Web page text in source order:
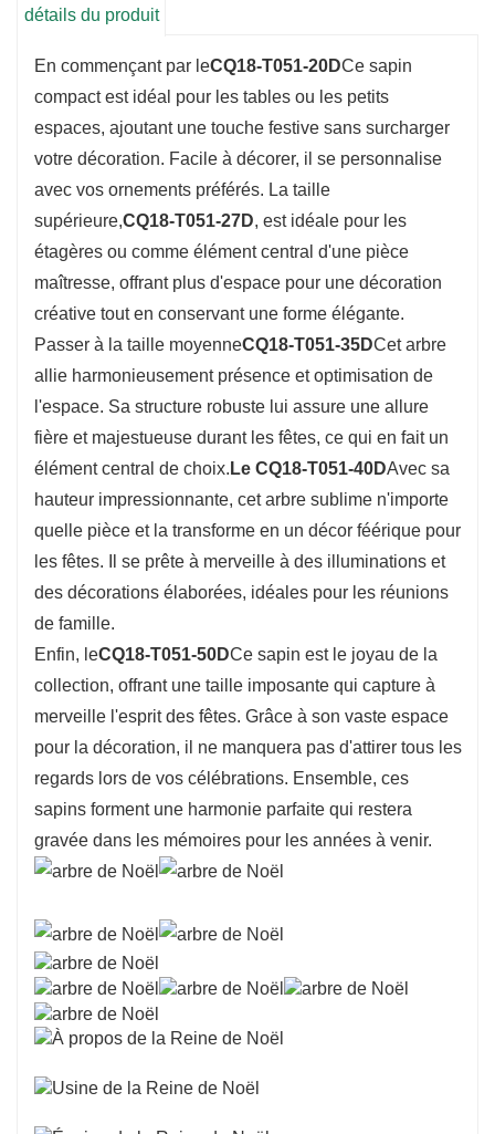
cinq tailles —CQ18-T051-20D, CQ18-T051-
27D, CQ18-T051-35D, CQ18-T051-40D et
CQ18-T051-50D —Conçus pour apporter une
touche festive à n'importe quel espace, ces
sapins arborent une finition verte classique qui
s'harmonise parfaitement avec différents
thèmes de décoration de fêtes, ce qui en fait
des éléments polyvalents pour vos célébrations
saisonnières.
détails du produit
En commençant par leCQ18-T051-20DCe sapin
compact est idéal pour les tables ou les petits
espaces, ajoutant une touche festive sans surcharger
votre décoration. Facile à décorer, il se personnalise
avec vos ornements préférés. La taille
supérieure,CQ18-T051-27D, est idéale pour les
étagères ou comme élément central d'une pièce
maîtresse, offrant plus d'espace pour une décoration
créative tout en conservant une forme élégante.
Passer à la taille moyenneCQ18-T051-35DCet arbre
allie harmonieusement présence et optimisation de
l'espace. Sa structure robuste lui assure une allure
fière et majestueuse durant les fêtes, ce qui en fait un
élément central de choix. Le CQ18-T051-40DAvec sa
hauteur impressionnante, cet arbre sublime n'importe
quelle pièce et la transforme en un décor féérique pour
les fêtes. Il se prête à merveille à des illuminations et
des décorations élaborées, idéales pour les réunions
de famille.
Enfin, leCQ18-T051-50DCe sapin est le joyau de la
collection, offrant une taille imposante qui capture à
merveille l'esprit des fêtes. Grâce à son vaste espace
pour la décoration, il ne manquera pas d'attirer tous les
regards lors de vos célébrations. Ensemble, ces
sapins forment une harmonie parfaite qui restera
gravée dans les mémoires pour les années à venir.